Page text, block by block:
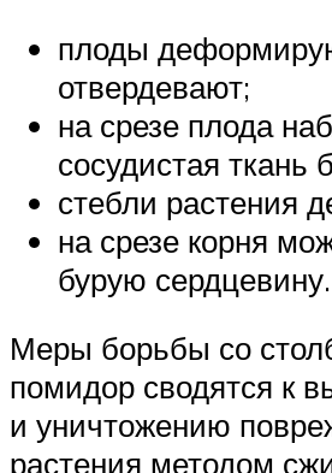
плоды
отвердевают;
на срезе плода
сосудистая ткань
стебли растения
на срезе корня
бурую сердцевину.
Меры борьбы со
помидор сводятся к
и уничтожению
растения методом